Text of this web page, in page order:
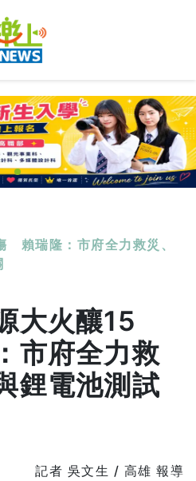
賴瑞隆：市府全力救災、
大火釀15
府全力救
鋰電池測試
記者 吳文生 / 高雄 報導